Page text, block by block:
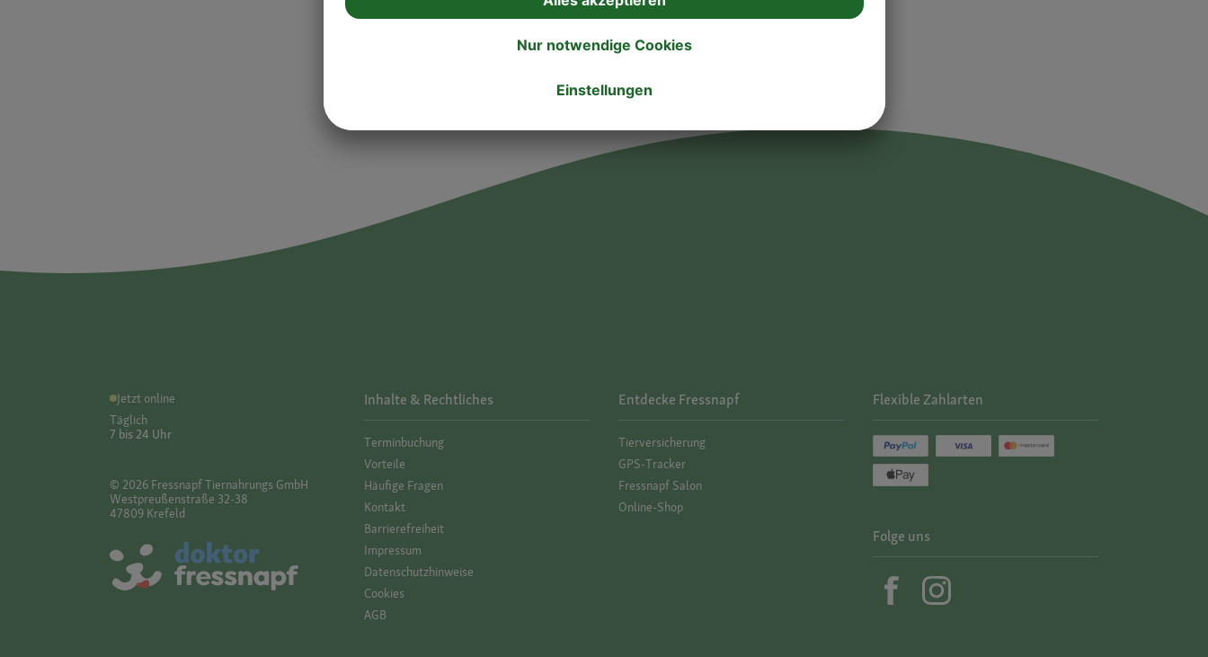
Jetzt online
Täglich
7 bis 24 Uhr
© 2026 Fressnapf Tiernahrungs GmbH
Westpreußenstraße 32-38
47809 Krefeld
Inhalte & Rechtliches
Termin­buchung
Vorteile
Häufige Fragen
Kontakt
Barrierefreiheit
Impressum
Datenschutz­hinweise
Cookies
AGB
Entdecke Fressnapf
Tierversicherung
GPS-Tracker
Fressnapf Salon
Online-Shop
Flexible Zahlarten
Folge uns